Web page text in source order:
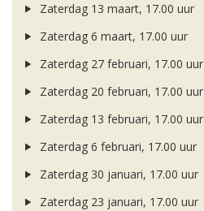
Zaterdag 13 maart, 17.00 uur
Zaterdag 6 maart, 17.00 uur
Zaterdag 27 februari, 17.00 uur
Zaterdag 20 februari, 17.00 uur
Zaterdag 13 februari, 17.00 uur
Zaterdag 6 februari, 17.00 uur
Zaterdag 30 januari, 17.00 uur
Zaterdag 23 januari, 17.00 uur